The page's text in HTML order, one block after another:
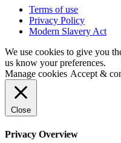
Terms of use
Privacy Policy
Modern Slavery Act
We use cookies to give you
us know your preferences.
Manage cookies Accept &
Close
Privacy Overview